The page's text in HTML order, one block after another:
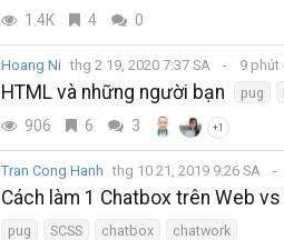
1.4K 4 0
Hoang Ni thg 2 19, 2020 7:37 SA 9 phút
HTML và những người bạn pug
906 6 3 +1
Tran Cong Hanh thg 10 21, 2019 9:26 SA
Cách làm 1 Chatbox trên Web
pug SCSS chatbox chatwork